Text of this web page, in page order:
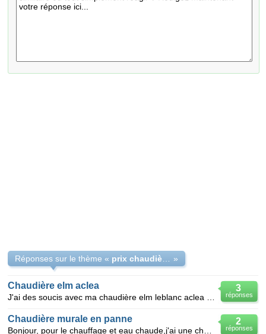
Réponses sur le thème « »
3
réponses
Chaudière elm aclea
2
réponses
Chaudière murale en panne